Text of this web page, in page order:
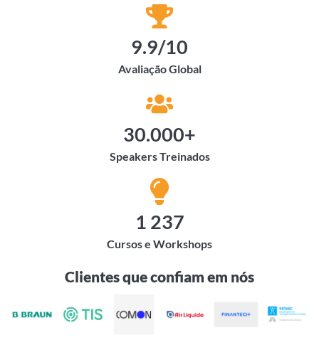
Avaliação Global
9.9/10
Speakers Treinados
30.000+
Cursos e Workshops
1 237
Clientes que confiam em nós